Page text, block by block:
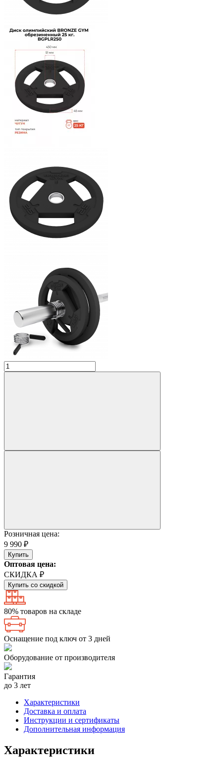
Розничная цена:
9 990 ₽
Купить
Оптовая цена:
СКИДКА ₽
Купить со скидкой
80% товаров на складе
Оснащение под ключ от 3 дней
Оборудование от производителя
Гарантия
до 3 лет
Характеристики
Доставка и оплата
Инструкции и сертификаты
Дополнительная информация
Характеристики